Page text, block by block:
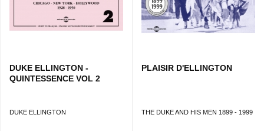
DUKE ELLINGTON -
QUINTESSENCE VOL 2
DUKE ELLINGTON
PLAISIR D'ELLINGTON
THE DUKE AND HIS MEN 1899 - 1999